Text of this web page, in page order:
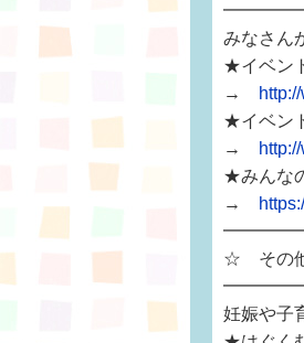
みなさん
★イベン
→
★イベン
→
★みんな
→
☆ その
妊娠や子